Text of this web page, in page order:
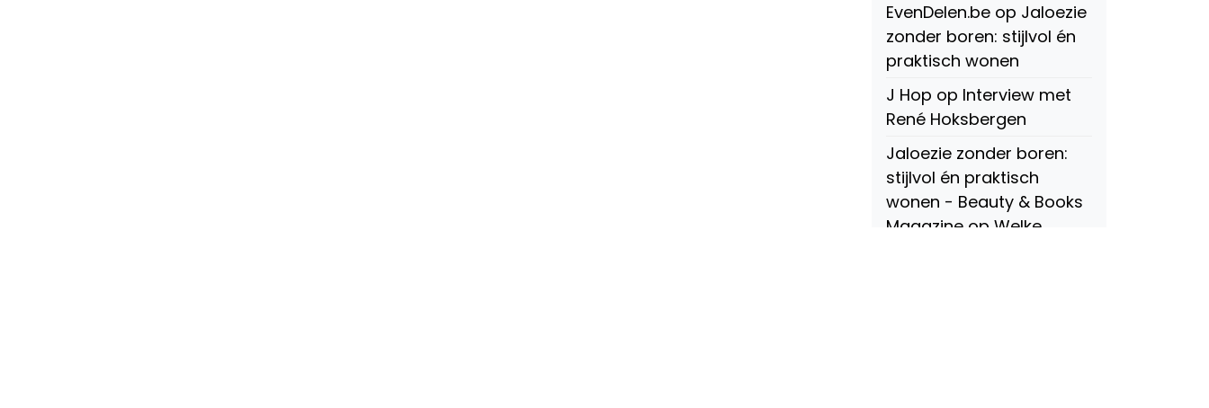
EvenDelen.be op Jaloezie
zonder boren: stijlvol én
praktisch wonen
J Hop op Interview met
René Hoksbergen
Jaloezie zonder boren:
stijlvol én praktisch
wonen - Beauty & Books
Magazine op Welke